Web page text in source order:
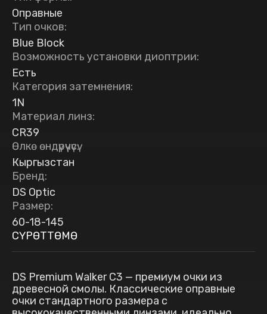
Оправные
Тип очков:
Blue Block
Возможность установки диоптрии:
Есть
Категория затемнения:
1N
Материал линз:
CR39
Өлкө өндүрүүчүсү:
Кыргызстан
Бренд:
DS Optic
Размер:
60-18-145
СҮРӨТТӨМӨ
DS Premium Walker C3 — премиум очки из
древесной смолы. Классические оправные
очки стандартного размера с